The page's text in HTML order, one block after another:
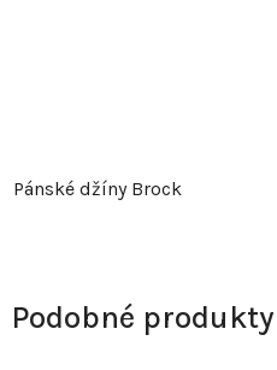
Pánské džíny Brock
Podobné produkty